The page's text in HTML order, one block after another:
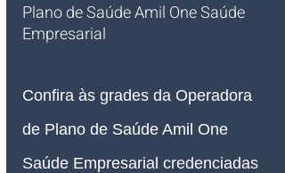
Plano de Saúde Amil One Saúde
Empresarial
Confira às grades da Operadora
de Plano de Saúde Amil One
Saúde Empresarial credenciadas